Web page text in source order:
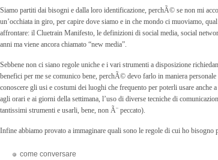
Siamo partiti dai bisogni e dalla loro identificazione, perchÃ© se non mi
un’occhiata in giro, per capire dove siamo e in che mondo ci muoviamo,
affrontare: il Cluetrain Manifesto, le definizioni di social media, social
anni ma viene ancora chiamato “new media”.
Sebbene non ci siano regole uniche e i vari strumenti a disposizione
benefici per me se comunico bene, perchÃ© devo farlo in maniera
conoscere gli usi e costumi dei luoghi che frequento per poterli usare anche
agli orari e ai giorni della settimana, l’uso di diverse tecniche di
tantissimi strumenti e usarli, bene, non Ã¨ peccato).
Infine abbiamo provato a immaginare quali sono le regole di cui ho bisogno
come conversare